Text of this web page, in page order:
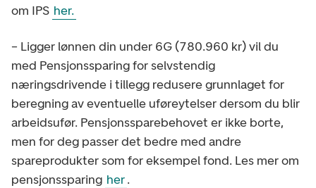
om IPS her.
– Ligger lønnen din under 6G (780.960 kr) vil du
med Pensjonssparing for selvstendig
næringsdrivende i tillegg redusere grunnlaget for
beregning av eventuelle uføreytelser dersom du blir
arbeidsufør. Pensjonssparebehovet er ikke borte,
men for deg passer det bedre med andre
spareprodukter som for eksempel fond. Les mer om
pensjonssparing her.